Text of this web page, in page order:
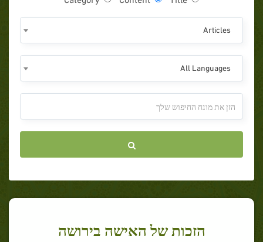
Articles
All Languages
הזכות של האישה בירושה